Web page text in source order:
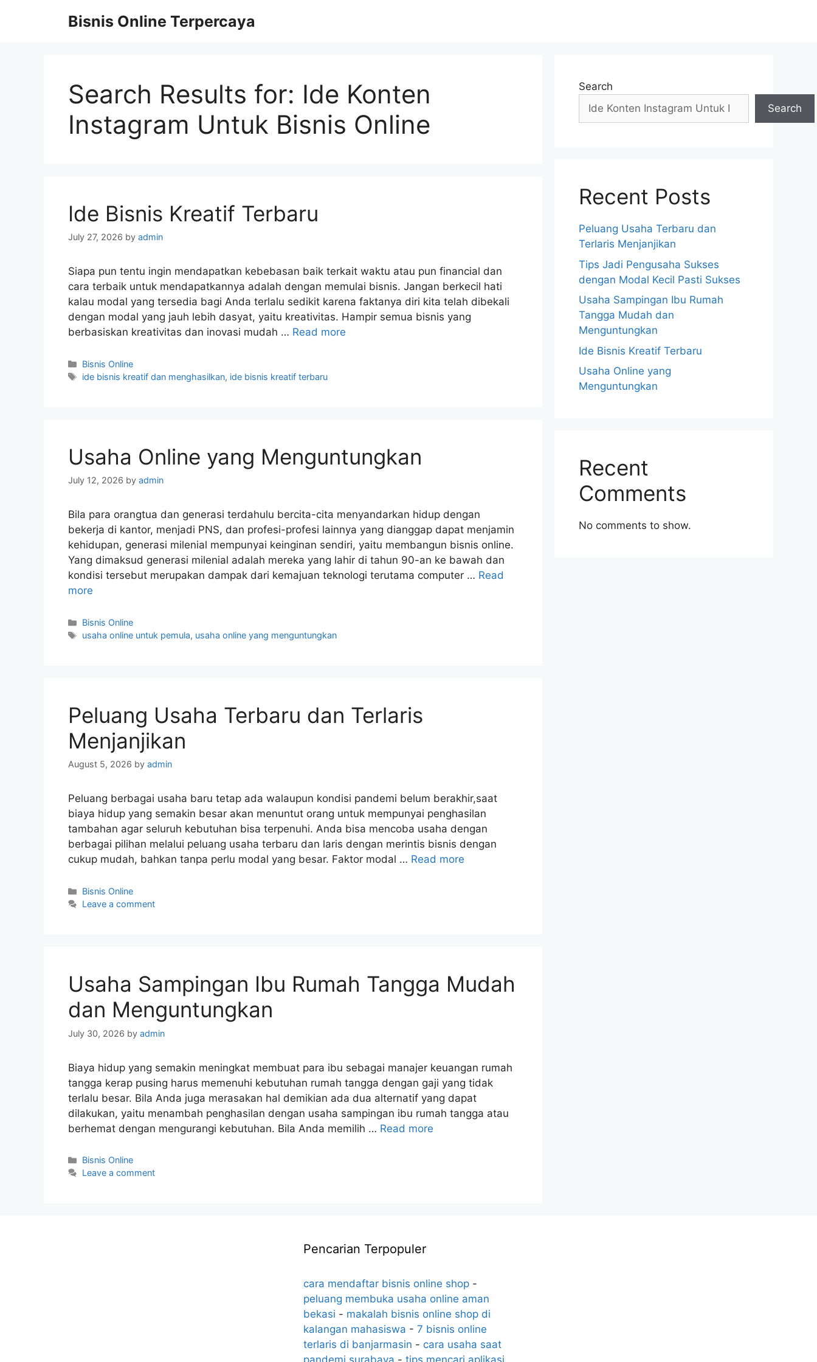
Bisnis Online Terpercaya
Search Results for: Ide Konten
Instagram Untuk Bisnis Online
Ide Bisnis Kreatif Terbaru
July 27, 2026 by admin
Siapa pun tentu ingin mendapatkan kebebasan baik terkait waktu atau pun financial dan
cara terbaik untuk mendapatkannya adalah dengan memulai bisnis. Jangan berkecil hati
kalau modal yang tersedia bagi Anda terlalu sedikit karena faktanya diri kita telah dibekali
dengan modal yang jauh lebih dasyat, yaitu kreativitas. Hampir semua bisnis yang
berbasiskan kreativitas dan inovasi mudah … Read more
Categories
Bisnis Online
Tags
ide bisnis kreatif dan menghasilkan, ide bisnis kreatif terbaru
Usaha Online yang Menguntungkan
July 12, 2026 by admin
Bila para orangtua dan generasi terdahulu bercita-cita menyandarkan hidup dengan
bekerja di kantor, menjadi PNS, dan profesi-profesi lainnya yang dianggap dapat menjamin
kehidupan, generasi milenial mempunyai keinginan sendiri, yaitu membangun bisnis online.
Yang dimaksud generasi milenial adalah mereka yang lahir di tahun 90-an ke bawah dan
kondisi tersebut merupakan dampak dari kemajuan teknologi terutama computer … Read
more
Categories
Bisnis Online
Tags
usaha online untuk pemula, usaha online yang menguntungkan
Peluang Usaha Terbaru dan Terlaris
Menjanjikan
August 5, 2026 by admin
Peluang berbagai usaha baru tetap ada walaupun kondisi pandemi belum berakhir,saat
biaya hidup yang semakin besar akan menuntut orang untuk mempunyai penghasilan
tambahan agar seluruh kebutuhan bisa terpenuhi. Anda bisa mencoba usaha dengan
berbagai pilihan melalui peluang usaha terbaru dan laris dengan merintis bisnis dengan
cukup mudah, bahkan tanpa perlu modal yang besar. Faktor modal … Read more
Categories
Bisnis Online
Leave a comment
Usaha Sampingan Ibu Rumah Tangga Mudah
dan Menguntungkan
July 30, 2026 by admin
Biaya hidup yang semakin meningkat membuat para ibu sebagai manajer keuangan rumah
tangga kerap pusing harus memenuhi kebutuhan rumah tangga dengan gaji yang tidak
terlalu besar. Bila Anda juga merasakan hal demikian ada dua alternatif yang dapat
dilakukan, yaitu menambah penghasilan dengan usaha sampingan ibu rumah tangga atau
berhemat dengan mengurangi kebutuhan. Bila Anda memilih … Read more
Categories
Bisnis Online
Leave a comment
Search
Search
Recent Posts
Peluang Usaha Terbaru dan
Terlaris Menjanjikan
Tips Jadi Pengusaha Sukses
dengan Modal Kecil Pasti Sukses
Usaha Sampingan Ibu Rumah
Tangga Mudah dan
Menguntungkan
Ide Bisnis Kreatif Terbaru
Usaha Online yang
Menguntungkan
Recent
Comments
No comments to show.
Pencarian Terpopuler
cara mendaftar bisnis online shop-
peluang membuka usaha online aman
bekasi - makalah bisnis online shop di
kalangan mahasiswa - 7 bisnis online
terlaris di banjarmasin - cara usaha saat